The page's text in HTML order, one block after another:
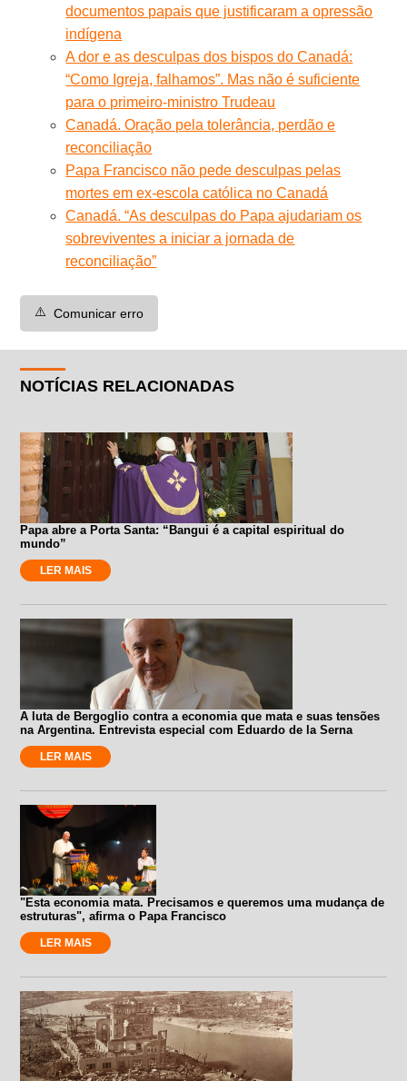
documentos papais que justificaram a opressão
indígena
A dor e as desculpas dos bispos do Canadá:
“Como Igreja, falhamos”. Mas não é suficiente
para o primeiro-ministro Trudeau
Canadá. Oração pela tolerância, perdão e
reconciliação
Papa Francisco não pede desculpas pelas
mortes em ex-escola católica no Canadá
Canadá. “As desculpas do Papa ajudariam os
sobreviventes a iniciar a jornada de
reconciliação”
⚠️ Comunicar erro
NOTÍCIAS RELACIONADAS
Papa abre a Porta Santa: “Bangui é a capital espiritual do
mundo”
LER MAIS
A luta de Bergoglio contra a economia que mata e suas tensões
na Argentina. Entrevista especial com Eduardo de la Serna
LER MAIS
"Esta economia mata. Precisamos e queremos uma mudança de
estruturas", afirma o Papa Francisco
LER MAIS